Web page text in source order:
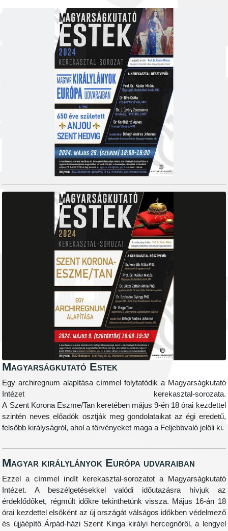
Magyarságkutató Estek
Egy archiregnum alapítása címmel folytatódik a Magyarságkutató
Intézet kerekasztal-sorozata.
A Szent Korona Eszme/Tankeretében május 9-én 18 órai kezdettel
szintén neves előadók osztják meg gondolataikat az égi eredetű,
felsőbb királyságról, ahol a törvényeket maga a Feljebbvaló jelöli ki.
Magyar királylányok Európa udvaraiban
Ezzel a címmel indít kerekasztal-sorozatot a Magyarságkutató
Intézet. A beszélgetésekkel valódi időutazásra hívjuk az
érdeklődőket, régmúlt időkre tekinthetünk vissza. Május 16-án 18
órai kezdettel elsőként az új országát válságos időkben védelmező
és újjáépítő Árpád-házi Szent Kinga királyi hercegnőről, a lengyel